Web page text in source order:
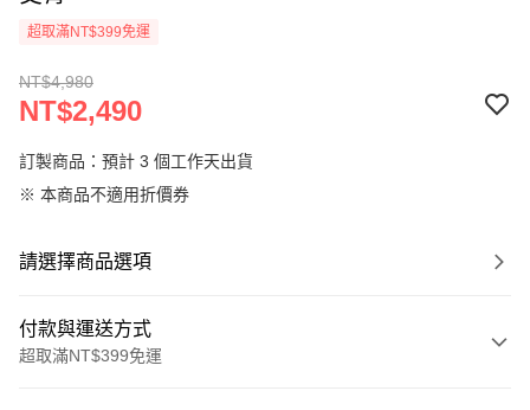
超取滿NT$399免運
NT$4,980
NT$2,490
訂製商品：預計 3 個工作天出貨
※ 本商品不適用折價券
請選擇商品選項
付款與運送方式
超取滿NT$399免運